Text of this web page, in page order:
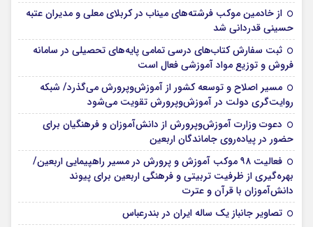
از خادمین موکب فرشته‌های میناب در کربلای معلی و مدیران عتبه
حسینی قدردانی شد
ثبت سفارش کتاب‌های درسی تمامی پایه‌های تحصیلی در سامانه
فروش و توزیع مواد آموزشی فعال است
مسیر اصلاح و توسعه کشور از آموزش‌وپرورش می‌گذرد/ شبکه
روایت‌‌گری دولت در آموزش‌وپرورش تقویت می‌شود
دعوت وزارت آموزش‌وپرورش از دانش‌آموزان و فرهنگیان برای
حضور در پیاده‌روی جاماندگان اربعین
فعالیت ۹۸ موکب آموزش و پرورش در مسیر راهپیمایی اربعین/
بهره‌گیری از ظرفیت تربیتی و فرهنگی اربعین برای پیوند
دانش‌آموزان با قرآن و عترت
تصاویر جانباز یک ساله ایران در بندرعباس